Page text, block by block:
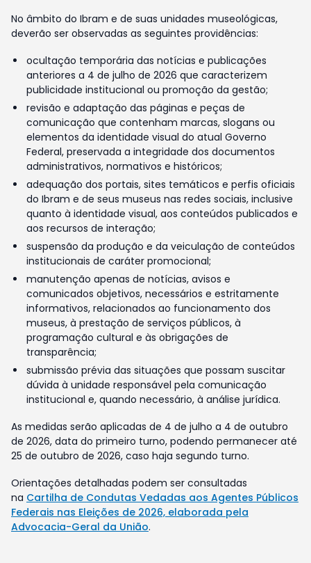
No âmbito do Ibram e de suas unidades museológicas,
deverão ser observadas as seguintes providências:
ocultação temporária das notícias e publicações
anteriores a 4 de julho de 2026 que caracterizem
publicidade institucional ou promoção da gestão;
revisão e adaptação das páginas e peças de
comunicação que contenham marcas, slogans ou
elementos da identidade visual do atual Governo
Federal, preservada a integridade dos documentos
administrativos, normativos e históricos;
adequação dos portais, sites temáticos e perfis oficiais
do Ibram e de seus museus nas redes sociais, inclusive
quanto à identidade visual, aos conteúdos publicados e
aos recursos de interação;
suspensão da produção e da veiculação de conteúdos
institucionais de caráter promocional;
manutenção apenas de notícias, avisos e
comunicados objetivos, necessários e estritamente
informativos, relacionados ao funcionamento dos
museus, à prestação de serviços públicos, à
programação cultural e às obrigações de
transparência;
submissão prévia das situações que possam suscitar
dúvida à unidade responsável pela comunicação
institucional e, quando necessário, à análise jurídica.
As medidas serão aplicadas de 4 de julho a 4 de outubro
de 2026, data do primeiro turno, podendo permanecer até
25 de outubro de 2026, caso haja segundo turno.
Orientações detalhadas podem ser consultadas
na Cartilha de Condutas Vedadas aos Agentes Públicos
Federais nas Eleições de 2026, elaborada pela
Advocacia-Geral da União.